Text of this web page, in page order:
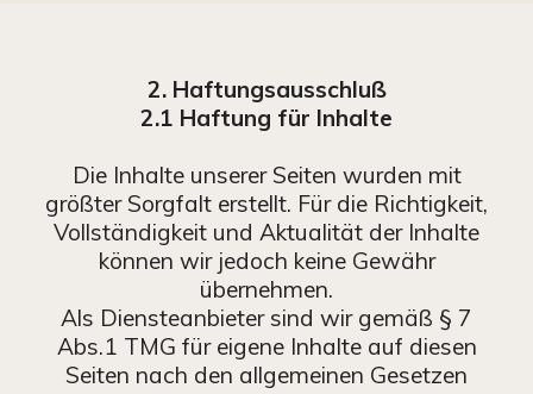
2. Haftungsausschluß
2.1 Haftung für Inhalte
Die Inhalte unserer Seiten wurden mit
größter Sorgfalt erstellt. Für die Richtigkeit,
Vollständigkeit und Aktualität der Inhalte
können wir jedoch keine Gewähr
übernehmen.
Als Diensteanbieter sind wir gemäß § 7
Abs.1 TMG für eigene Inhalte auf diesen
Seiten nach den allgemeinen Gesetzen